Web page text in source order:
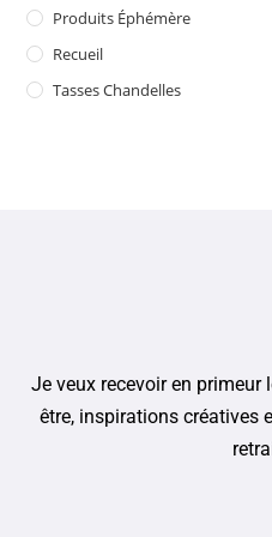
Produits Éphémère
Recueil
Tasses Chandelles
Je veux recevoir en
être, inspirations créatives